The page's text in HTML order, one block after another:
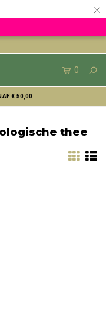
×
0
€ 50,00
thee